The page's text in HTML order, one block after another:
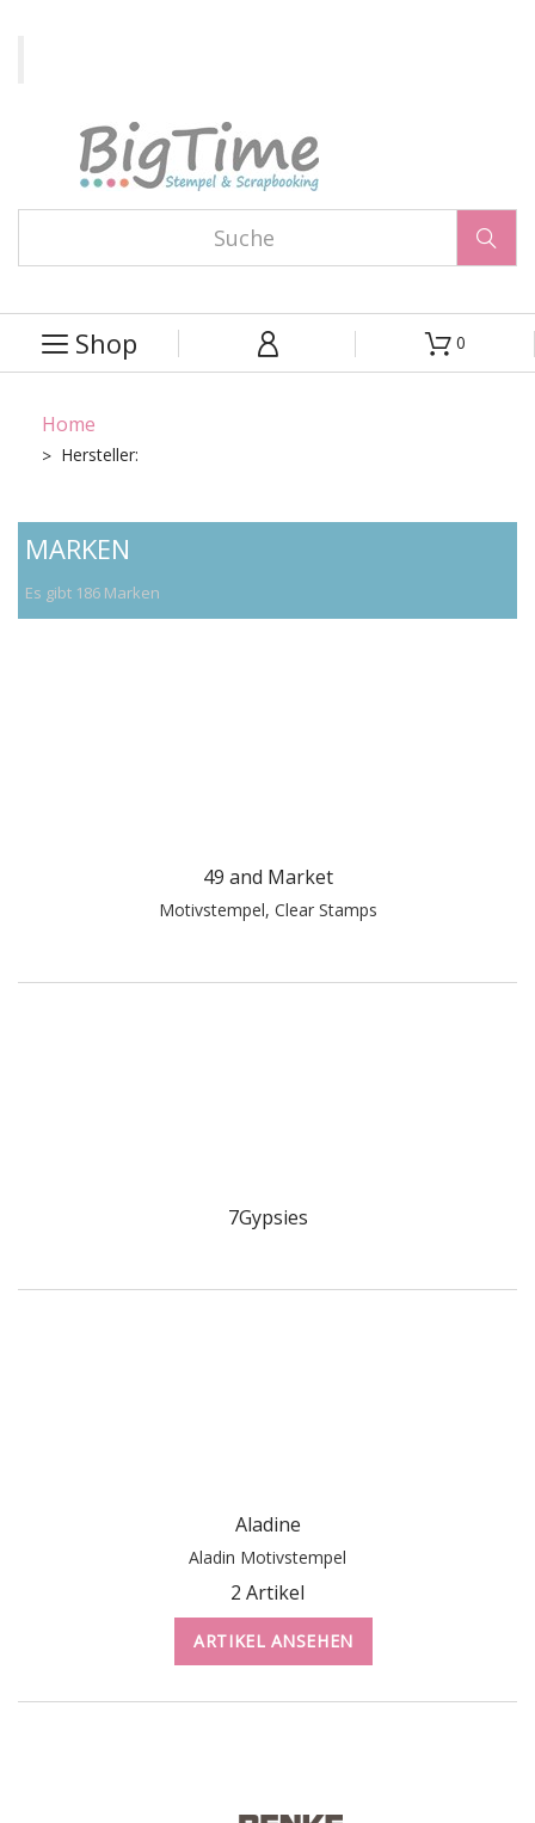

 Shop   0
Home
Hersteller:
MARKEN
Es gibt 186 Marken
49 and Market
Motivstempel, Clear Stamps
7Gypsies
Aladine
Aladin Motivstempel
2 Artikel
ARTIKEL ANSEHEN